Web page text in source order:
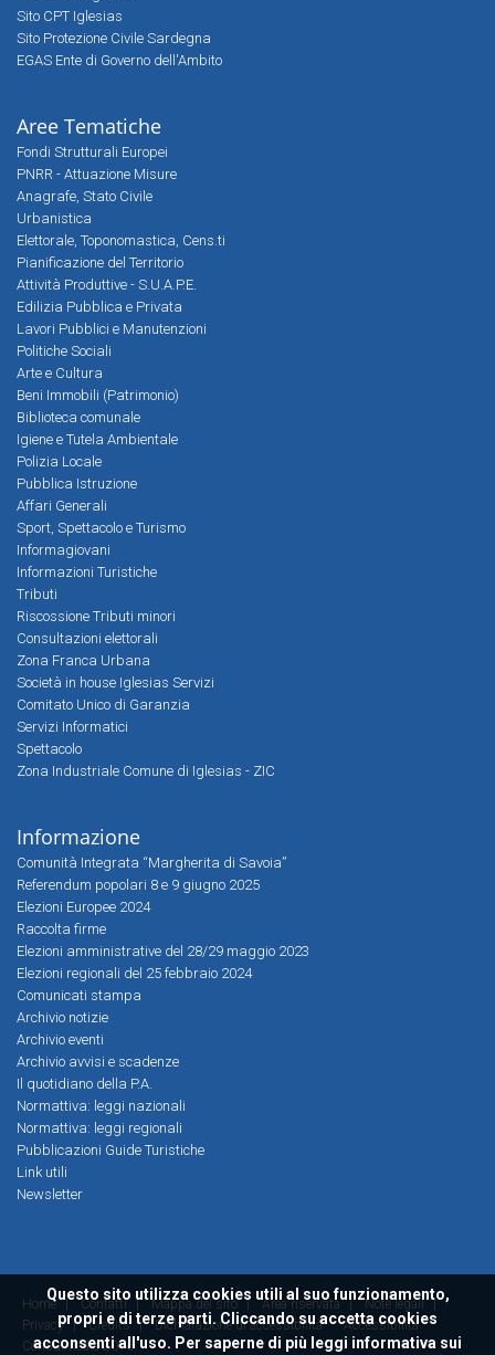
Questo sito utilizza cookies utili al suo funzionamento,
propri e di terze parti. Cliccando su accetta cookies
acconsenti all'uso. Per saperne di più leggi informativa sui
Sito CPT Iglesias
Sito Protezione Civile Sardegna
EGAS Ente di Governo dell'Ambito
Aree Tematiche
Fondi Strutturali Europei
PNRR - Attuazione Misure
Anagrafe, Stato Civile
Urbanistica
Elettorale, Toponomastica, Cens.ti
Pianificazione del Territorio
Attività Produttive - S.U.A.P.E.
Edilizia Pubblica e Privata
Lavori Pubblici e Manutenzioni
Politiche Sociali
Arte e Cultura
Beni Immobili (Patrimonio)
Biblioteca comunale
Igiene e Tutela Ambientale
Polizia Locale
Pubblica Istruzione
Affari Generali
Sport, Spettacolo e Turismo
Informagiovani
Informazioni Turistiche
Tributi
Riscossione Tributi minori
Consultazioni elettorali
Zona Franca Urbana
Società in house Iglesias Servizi
Comitato Unico di Garanzia
Servizi Informatici
Spettacolo
Zona Industriale Comune di Iglesias - ZIC
Informazione
Comunità Integrata “Margherita di Savoia”
Referendum popolari 8 e 9 giugno 2025
Elezioni Europee 2024
Raccolta firme
Elezioni amministrative del 28/29 maggio 2023
Elezioni regionali del 25 febbraio 2024
Comunicati stampa
Archivio notizie
Archivio eventi
Archivio avvisi e scadenze
Il quotidiano della P.A.
Normattiva: leggi nazionali
Normattiva: leggi regionali
Pubblicazioni Guide Turistiche
Link utili
Newsletter
Home | Contatti | Mappa del sito | Area riservata | Note legali |
Privacy
| Credits | Dichiarazione di accessibilità
Accessibilità
ConsulMedia 2016